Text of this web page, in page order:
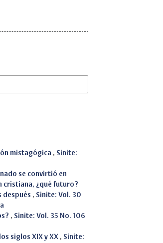
mistagógica , Sinite:
se convirtió en
cristiana, ¿qué futuro?
después , Sinite: Vol. 30
, Sinite: Vol. 35 No. 106
siglos XIX y XX , Sinite: